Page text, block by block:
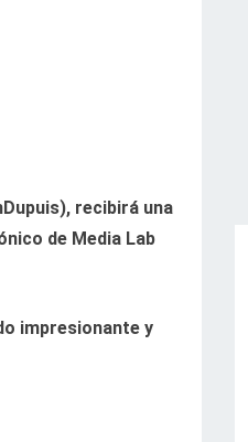
recibirá una
de Media Lab
impresionante y